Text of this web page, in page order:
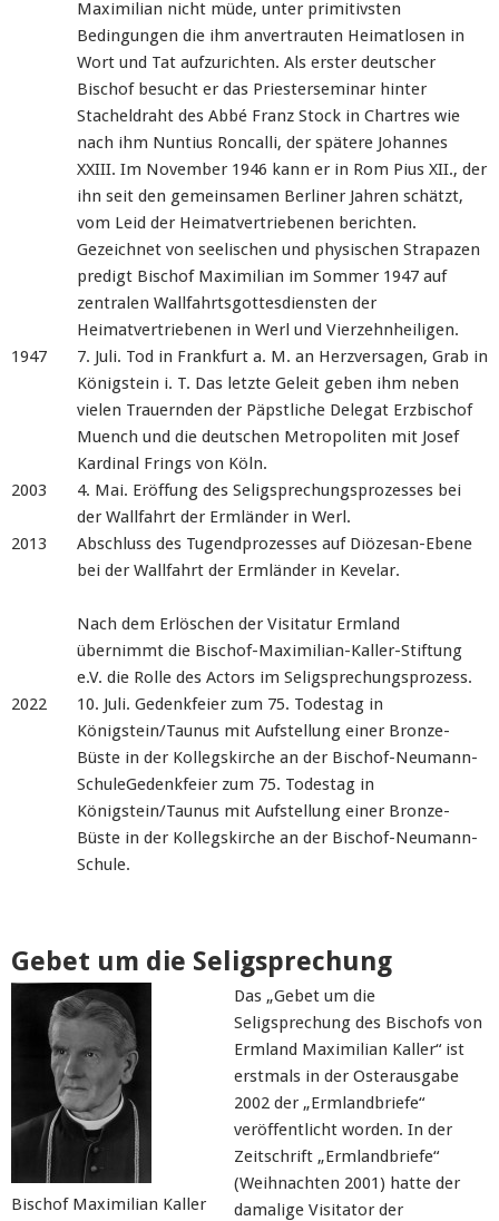
Maximilian nicht müde, unter primitivsten
Bedingungen die ihm anvertrauten Heimatlosen in
Wort und Tat aufzurichten. Als erster deutscher
Bischof besucht er das Priesterseminar hinter
Stacheldraht des Abbé Franz Stock in Chartres wie
nach ihm Nuntius Roncalli, der spätere Johannes
XXIII. Im November 1946 kann er in Rom Pius XII., der
ihn seit den gemeinsamen Berliner Jahren schätzt,
vom Leid der Heimatvertriebenen berichten.
Gezeichnet von seelischen und physischen Strapazen
predigt Bischof Maximilian im Sommer 1947 auf
zentralen Wallfahrtsgottesdiensten der
Heimatvertriebenen in Werl und Vierzehnheiligen.
1947
7. Juli. Tod in Frankfurt a. M. an Herzversagen, Grab in
Königstein i. T. Das letzte Geleit geben ihm neben
vielen Trauernden der Päpstliche Delegat Erzbischof
Muench und die deutschen Metropoliten mit Josef
Kardinal Frings von Köln.
2003
4. Mai. Eröffung des Seligsprechungsprozesses bei
der Wallfahrt der Ermländer in Werl.
2013
Abschluss des Tugendprozesses auf Diözesan-Ebene
bei der Wallfahrt der Ermländer in Kevelar.
Nach dem Erlöschen der Visitatur Ermland
übernimmt die Bischof-Maximilian-Kaller-Stiftung
e.V. die Rolle des Actors im Seligsprechungsprozess.
2022
10. Juli. Gedenkfeier zum 75. Todestag in
Königstein/Taunus mit Aufstellung einer Bronze-
Büste in der Kollegskirche an der Bischof-Neumann-
SchuleGedenkfeier zum 75. Todestag in
Königstein/Taunus mit Aufstellung einer Bronze-
Büste in der Kollegskirche an der Bischof-Neumann-
Schule.
Gebet um die Seligsprechung
Bischof Maximilian Kaller
Das „Gebet um die
Seligsprechung des Bischofs von
Ermland Maximilian Kaller“ ist
erstmals in der Osterausgabe
2002 der „Ermlandbriefe“
veröffentlicht worden. In der
Zeitschrift „Ermlandbriefe“
(Weihnachten 2001) hatte der
damalige Visitator der